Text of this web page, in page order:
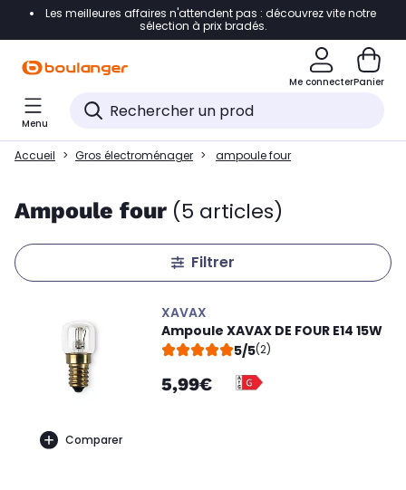
Accéder directement à la navigation
Accéder directement au pied de page
Accéder directement au chatbot
Les meilleures affaires n'attendent pas : découvrez vite notre
sélection à prix bradés.
Me connecterPanier
Menu
Accueil Gros électroménager ampoule four
Ampoule four (5 articles)
Filtrer
Comparer
XAVAX
Ampoule XAVAX DE FOUR E14 15W
5/5(2)
5,99€